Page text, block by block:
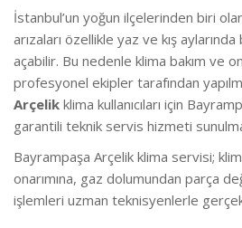
İstanbul’un yoğun ilçelerinden biri
arızaları özellikle yaz ve kış
açabilir. Bu nedenle klima bakım ve
profesyonel ekipler tarafından
Arçelik klima kullanıcıları için
garantili teknik servis hizmeti
Bayrampaşa Arçelik klima servisi;
onarımına, gaz dolumundan parça
işlemleri uzman teknisyenlerle